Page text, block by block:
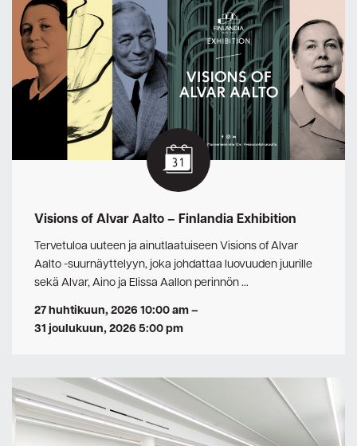
Visions of Alvar Aalto – Finlandia Exhibition
Tervetuloa uuteen ja ainutlaatuiseen Visions of Alvar
Aalto -suurnäyttelyyn, joka johdattaa luovuuden juurille
sekä Alvar, Aino ja Elissa Aallon perinnön …
27 huhtikuun, 2026 10:00 am–
31 joulukuun, 2026 5:00 pm